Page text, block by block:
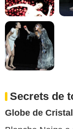
Secrets de
Globe de